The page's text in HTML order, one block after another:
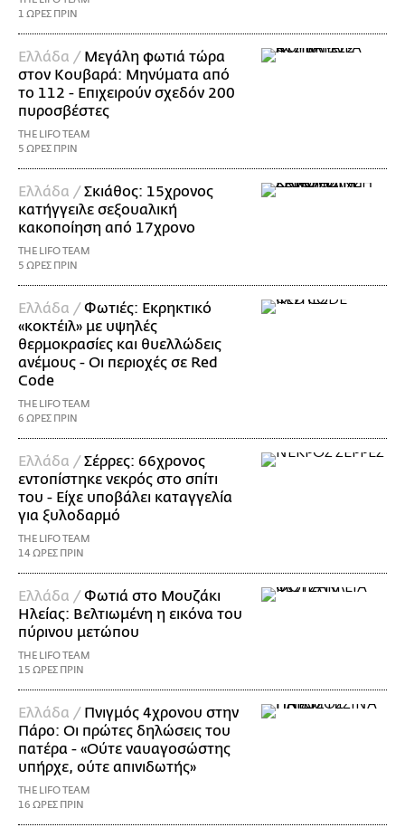
1 ΩΡΕΣ ΠΡΙΝ
Ελλάδα / Μεγάλη φωτιά τώρα
στον Κουβαρά: Μηνύματα από
το 112 - Επιχειρούν σχεδόν 200
πυροσβέστες
THE LIFO TEAM
5 ΩΡΕΣ ΠΡΙΝ
Ελλάδα /Σκιάθος: 15χρονος
κατήγγειλε σεξουαλική
κακοποίηση από 17χρονο
THE LIFO TEAM
5 ΩΡΕΣ ΠΡΙΝ
Ελλάδα /Φωτιές: Εκρηκτικό
«κοκτέιλ» με υψηλές
θερμοκρασίες και θυελλώδεις
ανέμους - Οι περιοχές σε Red
Code
THE LIFO TEAM
6 ΩΡΕΣ ΠΡΙΝ
Ελλάδα /Σέρρες: 66χρονος
εντοπίστηκε νεκρός στο σπίτι
του - Είχε υποβάλει καταγγελία
για ξυλοδαρμό
THE LIFO TEAM
14 ΩΡΕΣ ΠΡΙΝ
Ελλάδα /Φωτιά στο Μουζάκι
Ηλείας: Βελτιωμένη η εικόνα του
πύρινου μετώπου
THE LIFO TEAM
15 ΩΡΕΣ ΠΡΙΝ
Ελλάδα / Πνιγμός 4χρονου στην
Πάρο: Οι πρώτες δηλώσεις του
πατέρα - «Ούτε ναυαγοσώστης
υπήρχε, ούτε απινιδωτής»
THE LIFO TEAM
16 ΩΡΕΣ ΠΡΙΝ